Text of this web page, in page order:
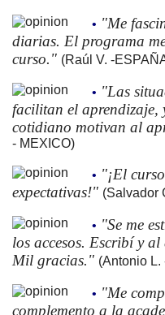
• "Me
diarias. El programa
curso." (Raúl V. -
• "Las
facilitan el aprendizaje,
cotidiano motivan al
- MEXICO)
• "¡El
expectativas!" (Salvador
• "Se me
los accesos. Escribí y
Mil gracias." (Antonio
• "Me
complemento a la